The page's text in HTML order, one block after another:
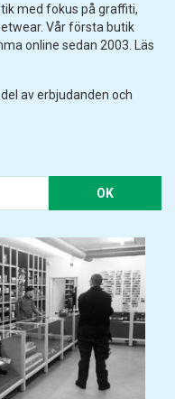
med fokus på graffiti,
Vår första butik
online sedan 2003. Läs
av erbjudanden och
OK